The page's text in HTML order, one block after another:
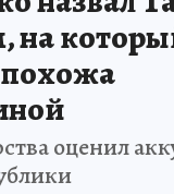
на
похожа
оценил